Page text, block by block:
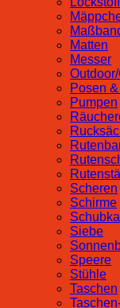
Matten
Messer
Posen
Pumpen
Scheren
Schirme
Siebe
Speere
Stühle
Taschen